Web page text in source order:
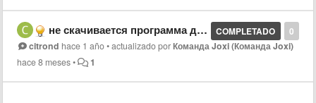
0
COMPLETADO
не скачивается программа для windows
citrond hace 1 año•actualizado porКоманда Joxi (Команда Joxi)
hace 8 meses• 1